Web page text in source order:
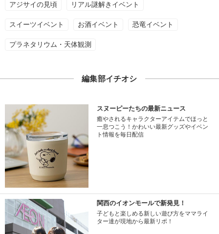
アジサイの見頃 リアル謎解きイベント
スイーツイベント お酒イベント 恐竜イベント
プラネタリウム・天体観測
編集部イチオシ
スヌーピーたちの最新ニュース
癒やされるキャラクターアイテムでほっと
一息つこう！かわいい最新グッズやイベン
ト情報を毎日配信
関西のイオンモールで新発見！
子どもと楽しめる新しい遊び方をママライ
ター達が現地から最新リポ！